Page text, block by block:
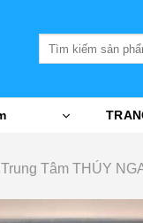
Trung Tâm THÚY